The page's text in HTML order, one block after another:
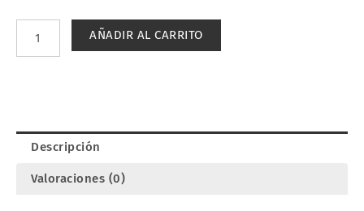
VALLEJO
AÑADIR AL CARRITO
Descripción
Valoraciones (0)